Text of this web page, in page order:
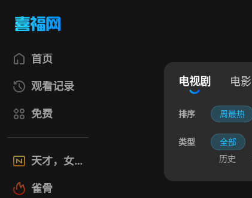
首页
观看记录
免费
天才，女友
雀骨
电视剧 电影
排序 周最热
类型 全部
历史